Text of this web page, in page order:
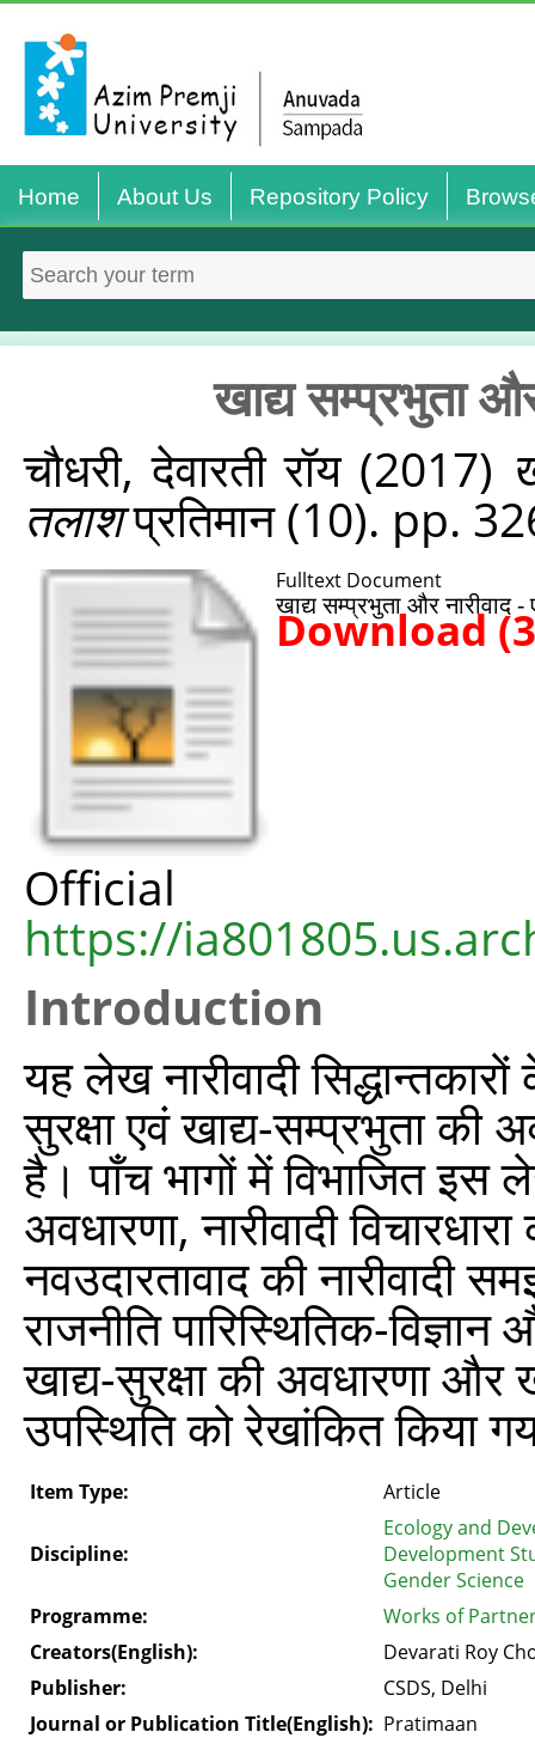
Home About Us Repository Policy
खाद्य सम्प्रभुता
चौधरी, देवारती रॉय (2017)
तलाशप्रतिमान (10). pp.
Fulltext Document
खाद्य सम्प्रभुता और नारीवाद
Download
https://
Introduction
यह लेख नारीवादी
सुरक्षा एवं खाद्य-सम्प्रभुता
है। पाँच भागों में विभाजित इस
अवधारणा, नारीवादी
नवउदारतावाद की नारीवादी
राजनीति पारिस्थितिक-
खाद्य-सुरक्षा की अवधारणा और
उपस्थिति को रेखांकित किया
Item Type: Article
Discipline:
Ecology and
Development
Gender Science
Programme:
Works of
Creators(English):
Devarati Roy
Publisher:
CSDS, Delhi
Journal or Publication Title(English): Pratimaan